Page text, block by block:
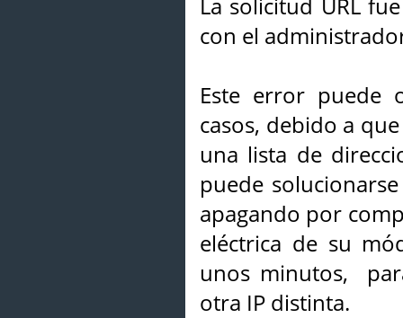
con el
Este error puede
casos, debido a
una lista de
puede
apagando por
eléctrica de su
unos minutos,
otra IP distinta.